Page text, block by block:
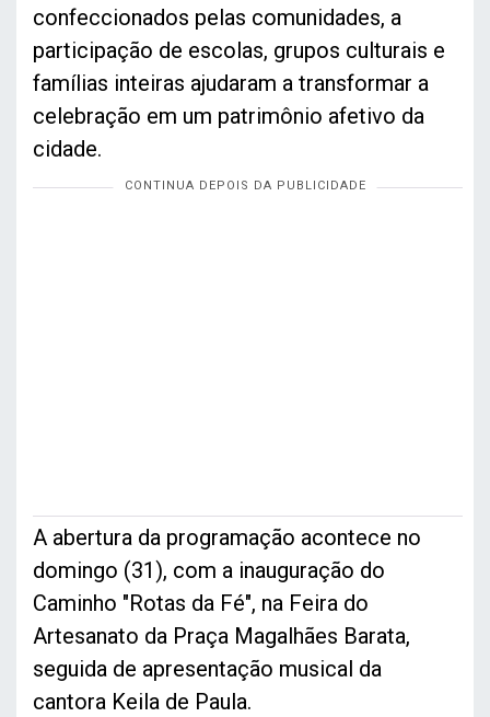
confeccionados pelas comunidades, a
participação de escolas, grupos culturais e
famílias inteiras ajudaram a transformar a
celebração em um patrimônio afetivo da
cidade.
A abertura da programação acontece no
domingo (31), com a inauguração do
Caminho "Rotas da Fé", na Feira do
Artesanato da Praça Magalhães Barata,
seguida de apresentação musical da
cantora Keila de Paula.